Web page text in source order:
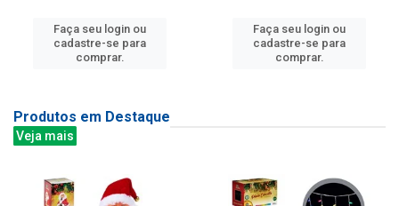
Faça seu login ou
cadastre-se para
comprar.
Faça seu login ou
cadastre-se para
comprar.
Produtos em Destaque
Veja mais